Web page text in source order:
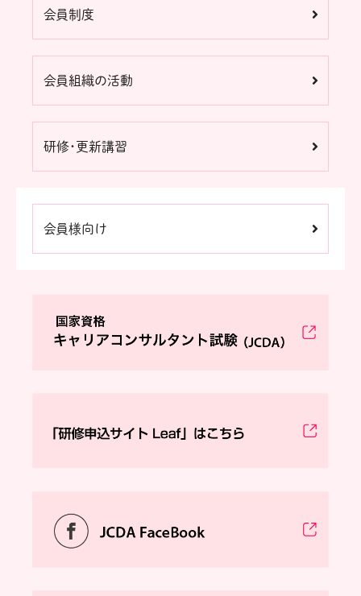
会員制度
会員組織の活動
研修・更新講習
会員様向け